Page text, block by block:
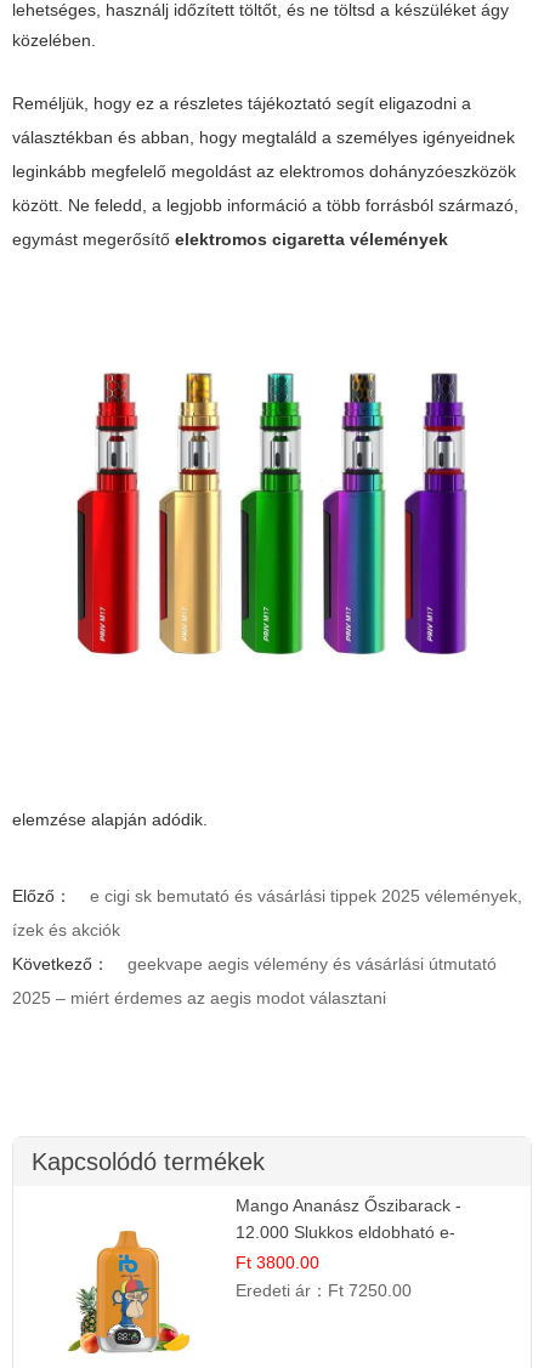
lehetséges, használj időzített töltőt, és ne töltsd a készüléket ágy
közelében.
Reméljük, hogy ez a részletes tájékoztató segít eligazodni a
választékban és abban, hogy megtaláld a személyes igényeidnek
leginkább megfelelő megoldást az elektromos dohányzóeszközök
között. Ne feledd, a legjobb információ a több forrásból származó,
egymást megerősítő elektromos cigaretta vélemények
elemzése alapján adódik.
Előző：
e cigi sk bemutató és vásárlási tippek 2025 vélemények,
ízek és akciók
Következő：
geekvape aegis vélemény és vásárlási útmutató
2025 – miért érdemes az aegis modot választani
Kapcsolódó termékek
Mango Ananász Őszibarack -
12.000 Slukkos eldobható e-
Cigaretta
Ft 3800.00
Eredeti ár： Ft 7250.00